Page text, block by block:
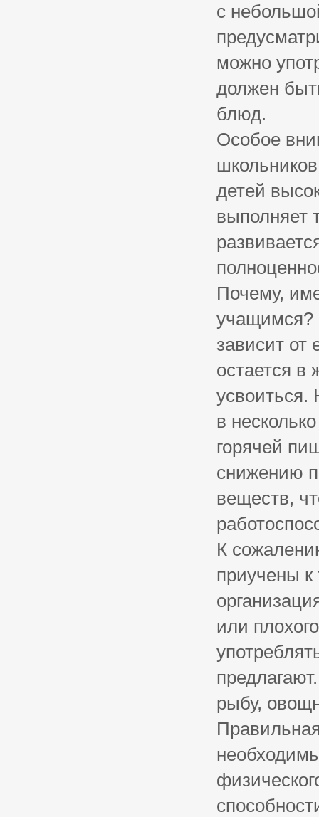
с
можно
должен
блюд.
Особое
детей
выполняет
Почему,
учащимся?
зависит от
остается в
усвоиться.
в
горячей
снижению
веществ,
К
приучены к
или
рыбу,